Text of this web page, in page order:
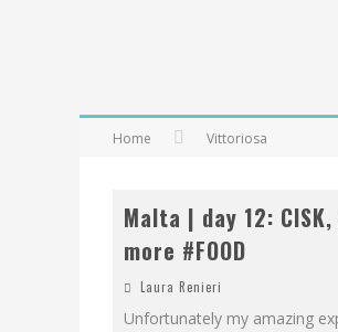
Home Vittoriosa
Malta | day 12: CISK,
more #FOOD
Laura Renieri
Unfortunately my amazing